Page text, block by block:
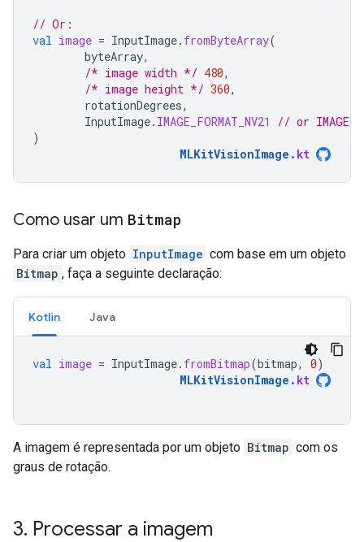
// Or:
val image = InputImage. fromByteArray(
byteArray,
/* image width */ 480,
/* image height */ 360,
rotationDegrees,
InputImage. IMAGE_FORMAT_NV21
// or
)
MLKitVisionImage . kt
Como usar um Bitmap
Para criar um objeto InputImage com base em um objeto
Bitmap , faça a seguinte declaração:
Kotlin Java
val image = InputImage. fromBitmap(bitmap, 0)
MLKitVisionImage . kt
A imagem é representada por um objeto Bitmap com os
graus de rotação.
3. Processar a imagem